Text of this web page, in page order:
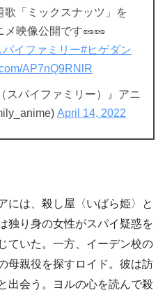
歌「ミックスナッツ」を
メ映像公開です🥜🥜
パイファミリー#ヒゲダン
AP7nQ9RNlR
パイファミリー）』アニ
April 14, 2022
には、殺し屋〈いばら姫〉と
独り身の女性がスパイ疑惑を
ていた。一方、イーデン校の
母親役を探すロイド。彼は訪
出会う。ヨルの心を読んで殺